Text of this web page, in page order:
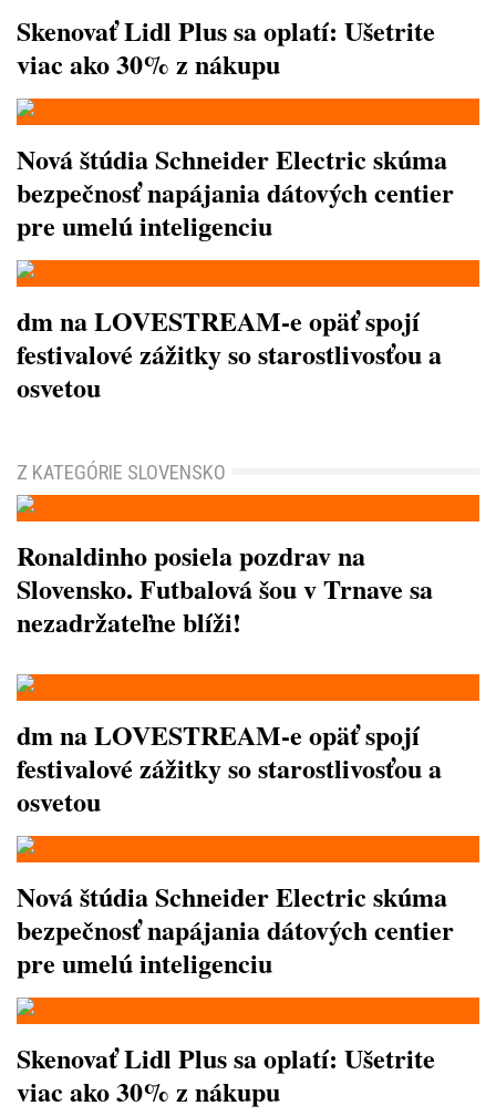
Skenovať Lidl Plus sa oplatí: Ušetrite
viac ako 30% z nákupu
Nová štúdia Schneider Electric skúma
bezpečnosť napájania dátových centier
pre umelú inteligenciu
dm na LOVESTREAM-e opäť spojí
festivalové zážitky so starostlivosťou a
osvetou
Z KATEGÓRIE SLOVENSKO
Ronaldinho posiela pozdrav na
Slovensko. Futbalová šou v Trnave sa
nezadržateľne blíži!
dm na LOVESTREAM-e opäť spojí
festivalové zážitky so starostlivosťou a
osvetou
Nová štúdia Schneider Electric skúma
bezpečnosť napájania dátových centier
pre umelú inteligenciu
Skenovať Lidl Plus sa oplatí: Ušetrite
viac ako 30% z nákupu